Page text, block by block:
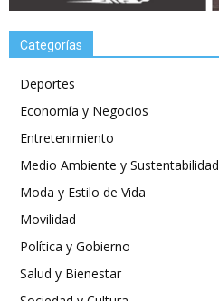
Categorías
Deportes
Economía y Negocios
Entretenimiento
Medio Ambiente y Sustentabilidad
Moda y Estilo de Vida
Movilidad
Política y Gobierno
Salud y Bienestar